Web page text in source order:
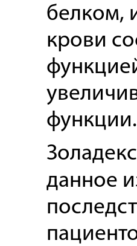
белком,
крови
Золадекс
данное